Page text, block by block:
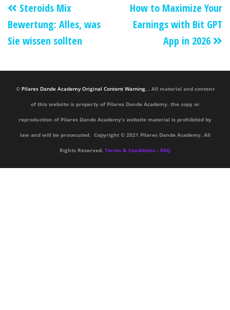
Steroids Mix
Bewertung: Alles, was
Sie wissen sollten
How to Maximize Your
Earnings with Bit GPT
App in 2026
© Pilares Dande Academy Original Content Warning. . All material and content
of this website is property of Pilares Dande Academy. the copy or
reproduction of Pilares Dande Academy’s website material is prohibited by
law and will be prosecuted. Copyright © 2021 Pilares Dande Academy. All
Rights Reserved. Terms & Conditions - FAQ